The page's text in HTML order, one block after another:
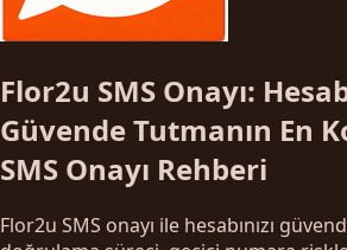
Flor2u SMS Onayı:
Güvende Tutmanın En
SMS Onayı Rehberi
Flor2u SMS onayı ile hesabınızı